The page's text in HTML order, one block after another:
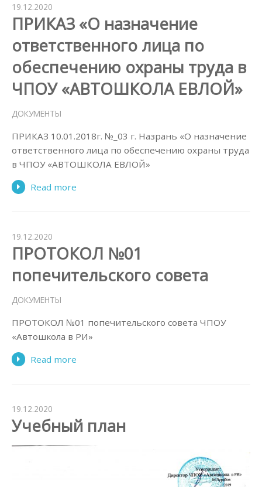
19.12.2020
ПРИКАЗ «О назначение
ответственного лица по
обеспечению охраны труда в
ЧПОУ «АВТОШКОЛА ЕВЛОЙ»
ДОКУМЕНТЫ
ПРИКАЗ 10.01.2018г. №_03 г. Назрань «О назначение
ответственного лица по обеспечению охраны труда
в ЧПОУ «АВТОШКОЛА ЕВЛОЙ»
Read more
19.12.2020
ПРОТОКОЛ №01
попечительского совета
ДОКУМЕНТЫ
ПРОТОКОЛ №01 попечительского совета ЧПОУ
«Автошкола в РИ»
Read more
19.12.2020
Учебный план